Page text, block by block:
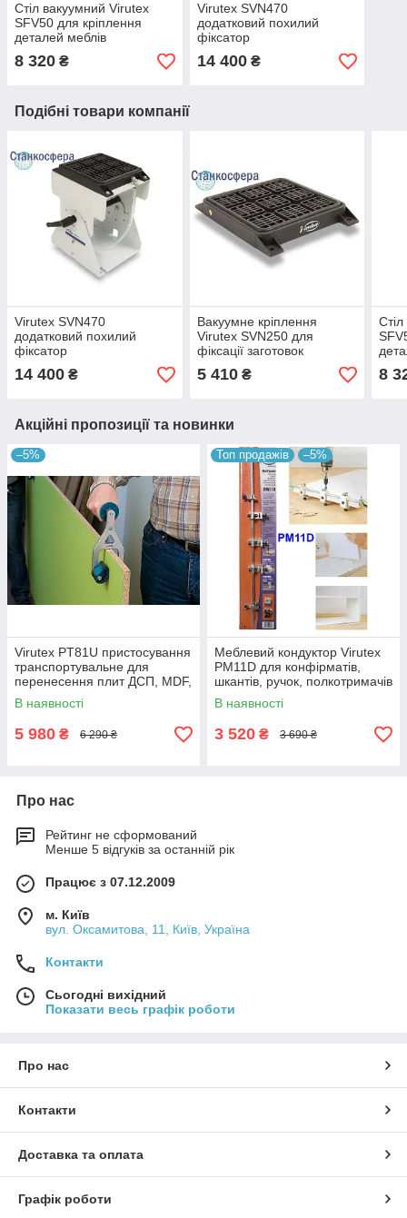
Стіл вакуумний Virutex
SFV50 для кріплення
деталей меблів
8 320 ₴
Virutex SVN470
додатковий похилий
фіксатор
14 400₴
Подібні товари компанії
Virutex SVN470
додатковий похилий
фіксатор
14 400 ₴
Вакуумне кріплення
Virutex SVN250 для
фіксації заготовок
модуль)
5 410₴ 8
Акційні пропозиції та новинки
–5%
Virutex PT81U пристосування
транспортувальне для
перенесення плит ДСП, MDF,
OSB (комплект із 2 шт.)
В наявності
5 980 ₴ 6 290 ₴
Топ продажів –5%
Меблевий кондуктор Virutex
PM11D для конфірматів,
шкантів, ручок, полкотримачів
і напрямних
В наявності
3 520 ₴ 3 690 ₴
Про нас
Рейтинг не сформований
Менше 5 відгуків за останній рік
Працює з 07.12.2009
м. Київ
вул. Оксамитова, 11, Київ, Україна
Контакти
Сьогодні вихідний
Показати весь графік роботи
Про нас
Контакти
Доставка та оплата
Графік роботи